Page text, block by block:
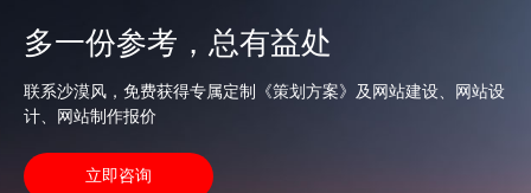
多一份参考，总有益处
联系沙漠风，免费获得专属定制《策划方案》及网站建设、网站设
计、网站制作报价
立即咨询